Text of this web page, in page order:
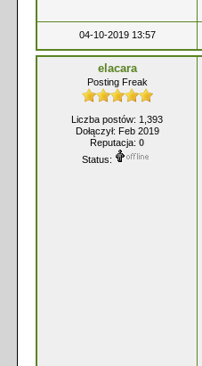
04-10-2019 13:57
elacara
Posting Freak
Liczba postów: 1,393
Dołączył: Feb 2019
Reputacja: 0
Status: